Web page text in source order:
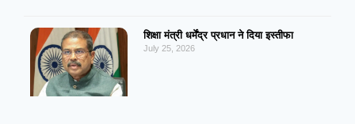
शिक्षा मंत्री धर्मेंद्र प्रधान ने दिया इस्तीफा
July 25, 2026